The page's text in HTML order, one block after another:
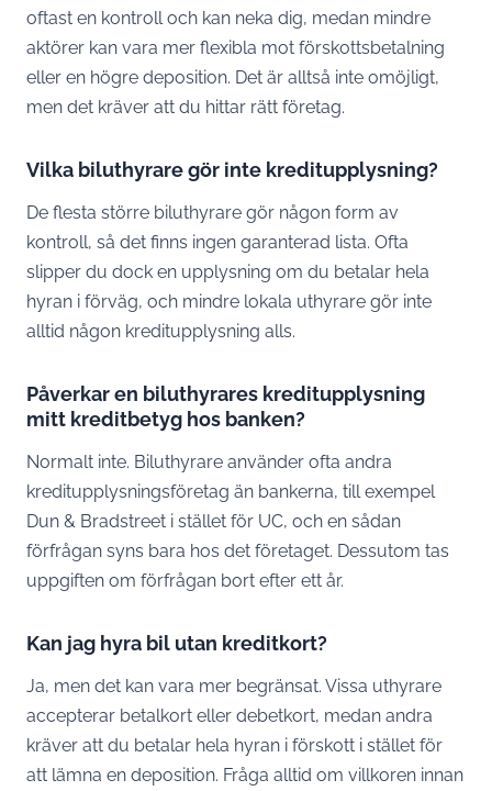
oftast en kontroll och kan neka dig, medan mindre
aktörer kan vara mer flexibla mot förskottsbetalning
eller en högre deposition. Det är alltså inte omöjligt,
men det kräver att du hittar rätt företag.
Vilka biluthyrare gör inte kreditupplysning?
De flesta större biluthyrare gör någon form av
kontroll, så det finns ingen garanterad lista. Ofta
slipper du dock en upplysning om du betalar hela
hyran i förväg, och mindre lokala uthyrare gör inte
alltid någon kreditupplysning alls.
Påverkar en biluthyrares kreditupplysning
mitt kreditbetyg hos banken?
Normalt inte. Biluthyrare använder ofta andra
kreditupplysningsföretag än bankerna, till exempel
Dun & Bradstreet i stället för UC, och en sådan
förfrågan syns bara hos det företaget. Dessutom tas
uppgiften om förfrågan bort efter ett år.
Kan jag hyra bil utan kreditkort?
Ja, men det kan vara mer begränsat. Vissa uthyrare
accepterar betalkort eller debetkort, medan andra
kräver att du betalar hela hyran i förskott i stället för
att lämna en deposition. Fråga alltid om villkoren innan